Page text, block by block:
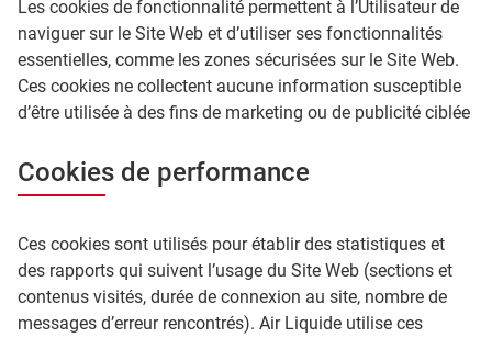
Les cookies de fonctionnalité permettent à l’Utilisateur de
naviguer sur le Site Web et d’utiliser ses fonctionnalités
essentielles, comme les zones sécurisées sur le Site Web.
Ces cookies ne collectent aucune information susceptible
d’être utilisée à des fins de marketing ou de publicité ciblée
Cookies de performance
Ces cookies sont utilisés pour établir des statistiques et
des rapports qui suivent l’usage du Site Web (sections et
contenus visités, durée de connexion au site, nombre de
messages d’erreur rencontrés). Air Liquide utilise ces